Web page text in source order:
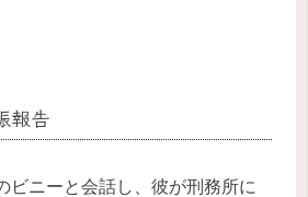
報告
ビニーと会話し、彼が刑務所に